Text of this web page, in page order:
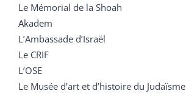
Le Mémorial de la Shoah
Akadem
L’Ambassade d’Israël
Le CRIF
L’OSE
Le Musée d’art et d’histoire du Judaïsme